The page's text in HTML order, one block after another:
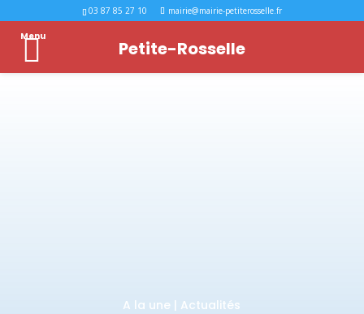
03 87 85 27 10 mairie@mairie-petiterosselle.fr
A la une | Actualités
Menu
Petite-Rosselle